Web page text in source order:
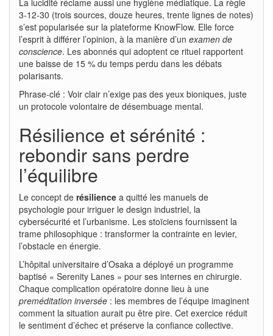
3-12-30 (trois sources, douze heures, trente lignes de notes)
s’est popularisée sur la plateforme KnowFlow. Elle force
l’esprit à différer l’opinion, à la manière d’un examen de
conscience. Les abonnés qui adoptent ce rituel rapportent
une baisse de 15 % du temps perdu dans les débats
polarisants.
Phrase-clé : Voir clair n’exige pas des yeux bioniques, juste
un protocole volontaire de désembuage mental.
Résilience et sérénité :
rebondir sans perdre
l’équilibre
Le concept de résilience a quitté les manuels de
psychologie pour irriguer le design industriel, la
cybersécurité et l’urbanisme. Les stoïciens fournissent la
trame philosophique : transformer la contrainte en levier,
l’obstacle en énergie.
L’hôpital universitaire d’Osaka a déployé un programme
baptisé « Serenity Lanes » pour ses internes en chirurgie.
Chaque complication opératoire donne lieu à une
preméditation inversée : les membres de l’équipe imaginent
comment la situation aurait pu être pire. Cet exercice réduit
le sentiment d’échec et préserve la confiance collective.